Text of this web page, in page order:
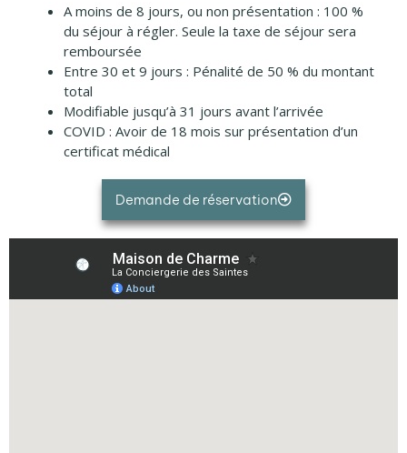
A moins de 8 jours, ou non présentation : 100 %
du séjour à régler. Seule la taxe de séjour sera
remboursée
Entre 30 et 9 jours : Pénalité de 50 % du montant
total
Modifiable jusqu’à 31 jours avant l’arrivée
COVID : Avoir de 18 mois sur présentation d’un
certificat médical
Demande de réservation